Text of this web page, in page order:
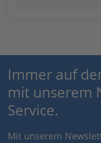
Immer auf
mit unserem
Service.
Mit unserem